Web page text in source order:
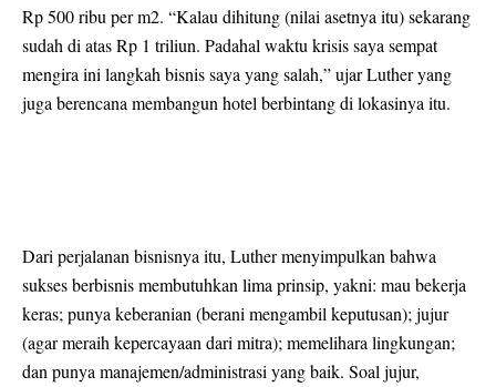
Rp 500 ribu per m2. “Kalau dihitung (nilai asetnya itu) sekarang
sudah di atas Rp 1 triliun. Padahal waktu krisis saya sempat
mengira ini langkah bisnis saya yang salah,” ujar Luther yang
juga berencana membangun hotel berbintang di lokasinya itu.
Dari perjalanan bisnisnya itu, Luther menyimpulkan bahwa
sukses berbisnis membutuhkan lima prinsip, yakni: mau bekerja
keras; punya keberanian (berani mengambil keputusan); jujur
(agar meraih kepercayaan dari mitra); memelihara lingkungan;
dan punya manajemen/administrasi yang baik. Soal jujur,